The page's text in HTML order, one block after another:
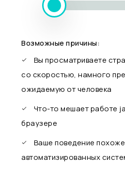
Возможные причины:
Вы просматриваете
со скоростью, намного
ожидаемую от человека
Что-то мешает работе
браузере
Ваше поведение
автоматизированных